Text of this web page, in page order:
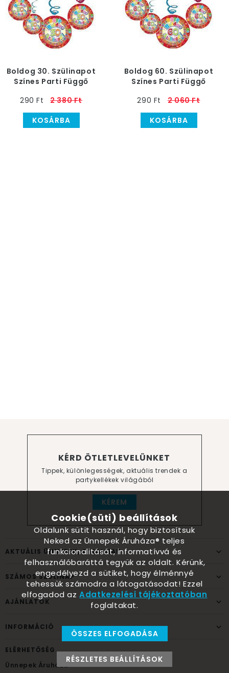
Boldog 30. Szülinapot
Színes Parti Függő
290 Ft
2 380 Ft
KOSÁRBA
Boldog 60. Szülinapot
Színes Parti Függő
290 Ft
2 060 Ft
KOSÁRBA
KÉRD ÖTLETLEVELÜNKET
Tippek, különlegességek, aktuális trendek a
partykellékek világából
KÉREM
AKTUÁLIS ÜNNEPEK, ALKALMAK
SZÁMOS SZÜLINAP
AJÁNLATOK
INFORMÁCIÓ
ELÉRHETŐSÉG
Ünnepek Áruháza
Cookie(süti) beállítások
Oldalunk sütit használ, hogy biztosítsuk
Neked az Ünnepek Áruháza® teljes
funkcionalitását, informatívvá és
felhasználóbaráttá tegyük az oldalt. Kérünk,
engedélyezd a sütiket, hogy élménnyé
tehessük számodra a látogatásodat! Ezzel
elfogadod azAdatkezelési tájékoztatóban
foglaltakat.
ÖSSZES ELFOGADÁSA
RÉSZLETES BEÁLLÍTÁSOK